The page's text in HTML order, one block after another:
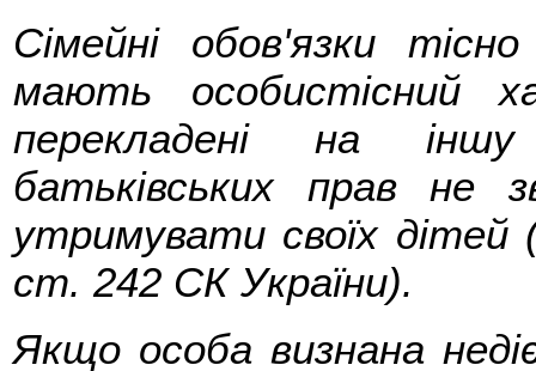
Сімейні обов'язки
мають особистісний
перекладені на
батьківських прав не
утримувати своїх
ст. 242 СК України).
Якщо особа визнана